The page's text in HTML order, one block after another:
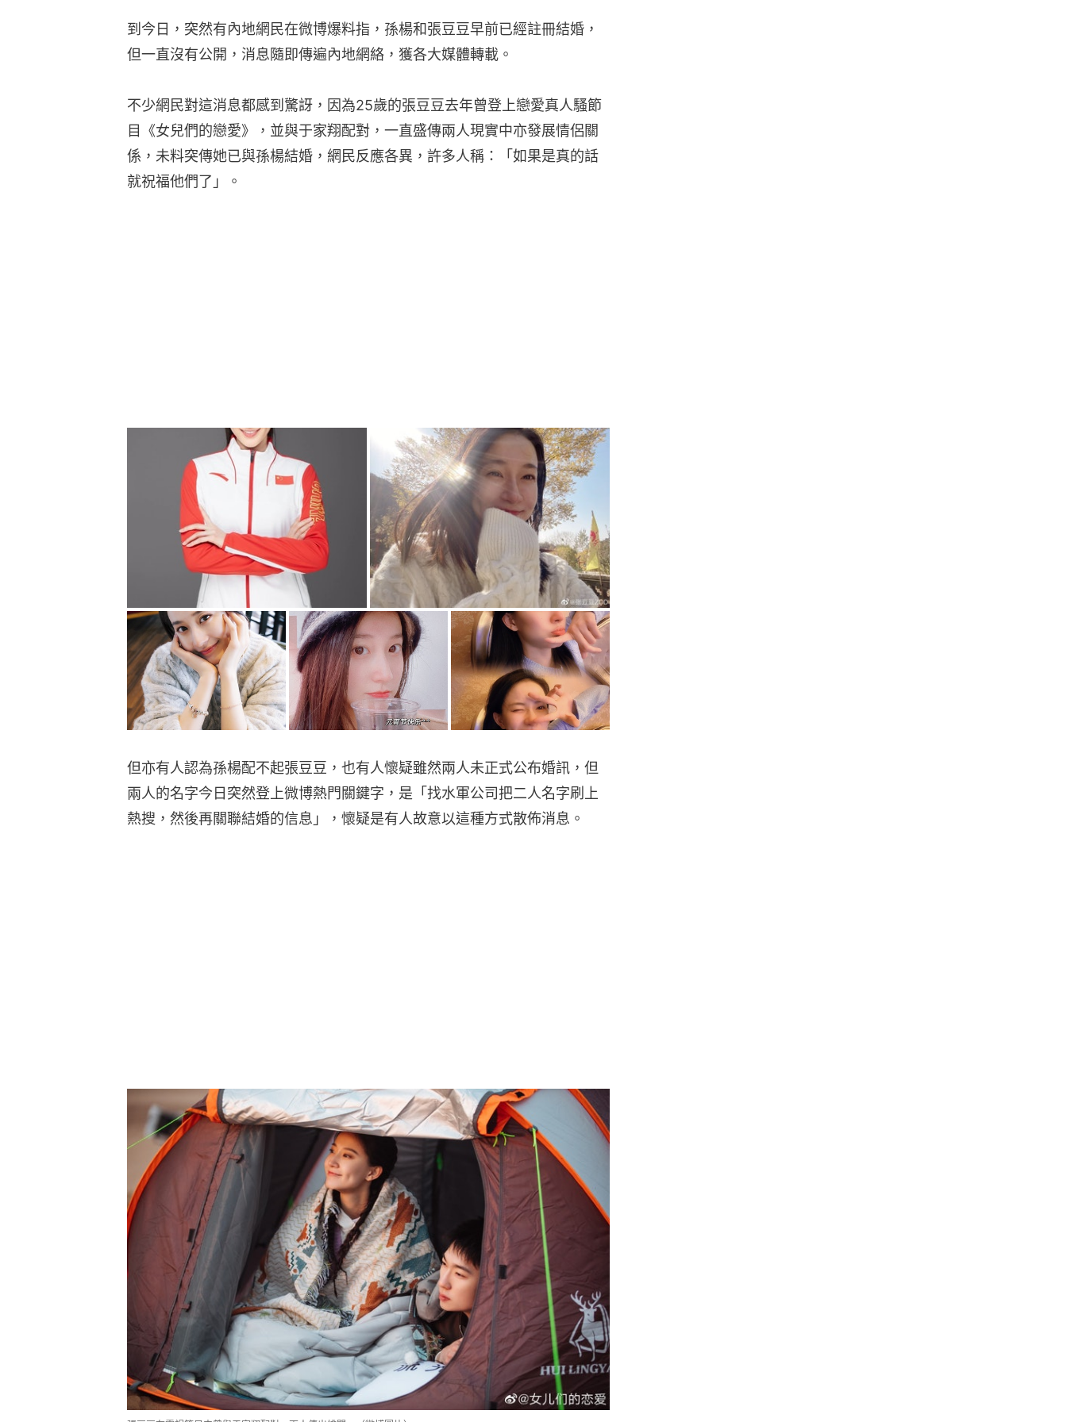
到今日，突然有內地網民在微博爆料指，孫楊和張豆豆早前已經註冊結婚，
但一直沒有公開，消息隨即傳遍內地網絡，獲各大媒體轉載。
不少網民對這消息都感到驚訝，因為25歲的張豆豆去年曾登上戀愛真人騷節
目《女兒們的戀愛》，並與于家翔配對，一直盛傳兩人現實中亦發展情侶關
係，未料突傳她已與孫楊結婚，網民反應各異，許多人稱：「如果是真的話
就祝福他們了」。
但亦有人認為孫楊配不起張豆豆，也有人懷疑雖然兩人未正式公布婚訊，但
兩人的名字今日突然登上微博熱門關鍵字，是「找水軍公司把二人名字刷上
熱搜，然後再關聯結婚的信息」，懷疑是有人故意以這種方式散佈消息。